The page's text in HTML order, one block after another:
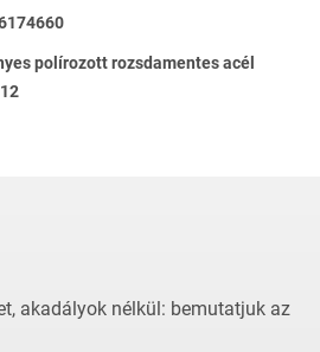
polírozott rozsdamentes acél
akadályok nélkül: bemutatjuk az